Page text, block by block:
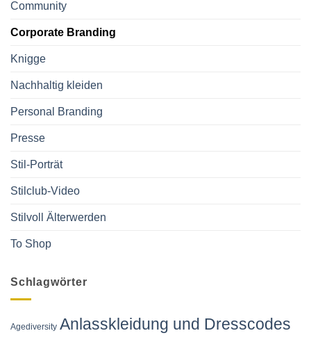
Community
Corporate Branding
Knigge
Nachhaltig kleiden
Personal Branding
Presse
Stil-Porträt
Stilclub-Video
Stilvoll Älterwerden
To Shop
Schlagwörter
Agediversity Anlasskleidung und Dresscodes